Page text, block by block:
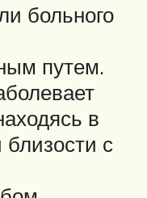
больного
путем.
в
близости с